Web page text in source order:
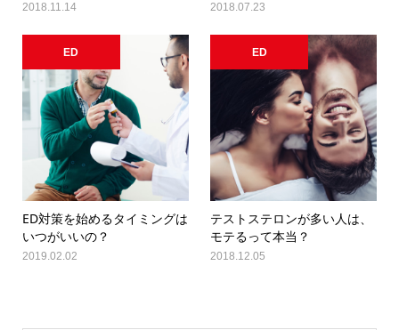
2018.11.14 2018.07.23
ED
ED対策を始めるタイミングは
いつがいいの？
2019.02.02
ED
テストステロンが多い人は、
モテるって本当？
2018.12.05